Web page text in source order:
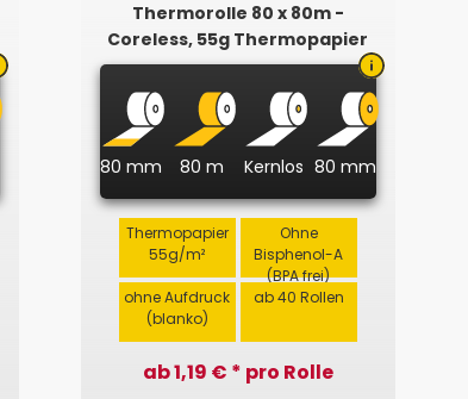
Thermorolle 80 x 80m -
Coreless, 55g Thermopapier
80 mm 80 m Kernlos 80 mm
Thermopapier
55g/m²
Ohne
Bisphenol-A
(BPA frei)
ohne Aufdruck
(blanko)
ab 40 Rollen
ab 1,19 € * pro Rolle